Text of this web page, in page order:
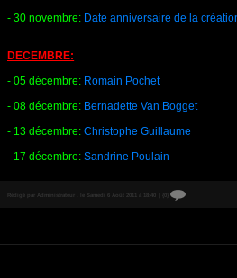
- 30 novembre: Date anniversaire de la
DECEMBRE:
- 05 décembre: Romain Pochet
- 08 décembre: Bernadette Van Bogget
- 13 décembre: Christophe Guillaume
- 17 décembre: Sandrine Poulain
Rédigé par Administrateur . le Samedi 6 Août 2011 à 18:40 |{0}